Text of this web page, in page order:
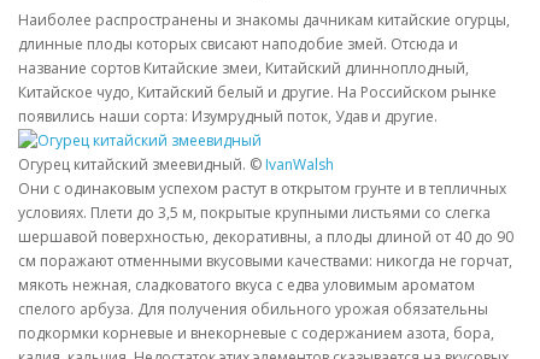
Наиболее распространены и знакомы дачникам китайские огурцы,
длинные плоды которых свисают наподобие змей. Отсюда и
название сортов Китайские змеи, Китайский длинноплодный,
Китайское чудо, Китайский белый и другие. На Российском рынке
появились наши сорта: Изумрудный поток, Удав и другие.
Огурец китайский змеевидный. © IvanWalsh
Они с одинаковым успехом растут в открытом грунте и в тепличных
условиях. Плети до 3,5 м, покрытые крупными листьями со слегка
шершавой поверхностью, декоративны, а плоды длиной от 40 до 90
см поражают отменными вкусовыми качествами: никогда не горчат,
мякоть нежная, сладковатого вкуса с едва уловимым ароматом
спелого арбуза. Для получения обильного урожая обязательны
подкормки корневые и внекорневые с содержанием азота, бора,